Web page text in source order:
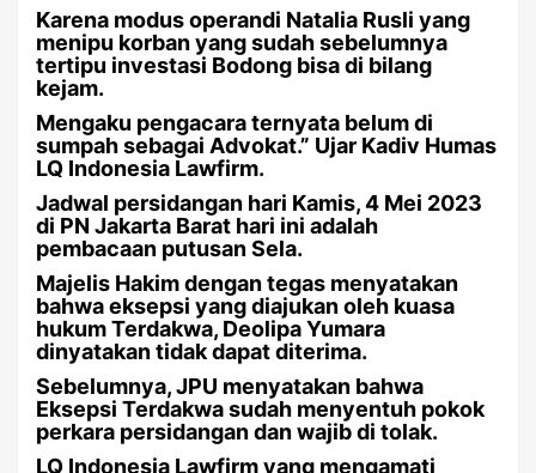
Karena modus operandi Natalia Rusli yang
menipu korban yang sudah sebelumnya
tertipu investasi Bodong bisa di bilang
kejam.
Mengaku pengacara ternyata belum di
sumpah sebagai Advokat.” Ujar Kadiv Humas
LQ Indonesia Lawfirm.
Jadwal persidangan hari Kamis, 4 Mei 2023
di PN Jakarta Barat hari ini adalah
pembacaan putusan Sela.
Majelis Hakim dengan tegas menyatakan
bahwa eksepsi yang diajukan oleh kuasa
hukum Terdakwa, Deolipa Yumara
dinyatakan tidak dapat diterima.
Sebelumnya, JPU menyatakan bahwa
Eksepsi Terdakwa sudah menyentuh pokok
perkara persidangan dan wajib di tolak.
LQ Indonesia Lawfirm yang mengamati